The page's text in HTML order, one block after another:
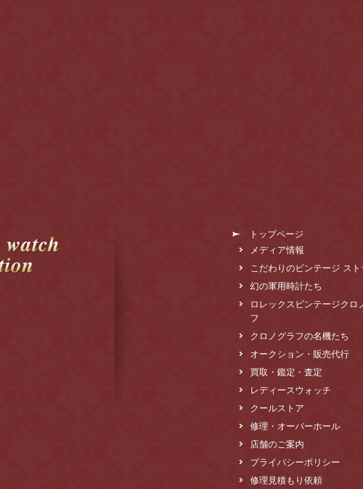
トップページ
メディア情報
こだわりのビンテージ ス
幻の軍用時計たち
ロレックスビンテージクロ
フ
クロノグラフの名機たち
オークション・販売代行
買取・鑑定・査定
レディースウォッチ
クールストア
修理・オーバーホール
店舗のご案内
プライバシーポリシー
修理見積もり依頼